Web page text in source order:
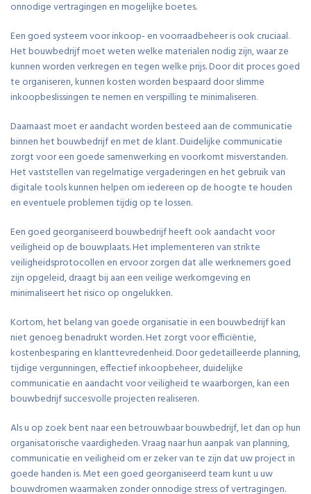
onnodige vertragingen en mogelijke boetes.
Een goed systeem voor inkoop- en voorraadbeheer is ook cruciaal.
Het bouwbedrijf moet weten welke materialen nodig zijn, waar ze
kunnen worden verkregen en tegen welke prijs. Door dit proces goed
te organiseren, kunnen kosten worden bespaard door slimme
inkoopbeslissingen te nemen en verspilling te minimaliseren.
Daarnaast moet er aandacht worden besteed aan de communicatie
binnen het bouwbedrijf en met de klant. Duidelijke communicatie
zorgt voor een goede samenwerking en voorkomt misverstanden.
Het vaststellen van regelmatige vergaderingen en het gebruik van
digitale tools kunnen helpen om iedereen op de hoogte te houden
en eventuele problemen tijdig op te lossen.
Een goed georganiseerd bouwbedrijf heeft ook aandacht voor
veiligheid op de bouwplaats. Het implementeren van strikte
veiligheidsprotocollen en ervoor zorgen dat alle werknemers goed
zijn opgeleid, draagt bij aan een veilige werkomgeving en
minimaliseert het risico op ongelukken.
Kortom, het belang van goede organisatie in een bouwbedrijf kan
niet genoeg benadrukt worden. Het zorgt voor efficiëntie,
kostenbesparing en klanttevredenheid. Door gedetailleerde planning,
tijdige vergunningen, effectief inkoopbeheer, duidelijke
communicatie en aandacht voor veiligheid te waarborgen, kan een
bouwbedrijf succesvolle projecten realiseren.
Als u op zoek bent naar een betrouwbaar bouwbedrijf, let dan op hun
organisatorische vaardigheden. Vraag naar hun aanpak van planning,
communicatie en veiligheid om er zeker van te zijn dat uw project in
goede handen is. Met een goed georganiseerd team kunt u uw
bouwdromen waarmaken zonder onnodige stress of vertragingen.